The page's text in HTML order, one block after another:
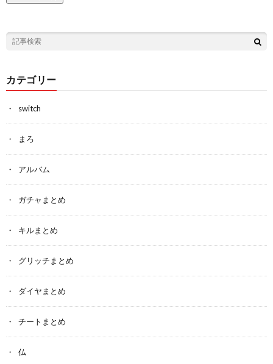
カテゴリー
switch
まろ
アルバム
ガチャまとめ
キルまとめ
グリッチまとめ
ダイヤまとめ
チートまとめ
仏